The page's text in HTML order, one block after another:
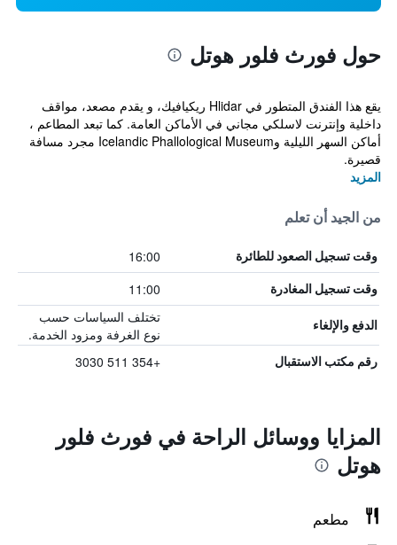
حول فورث فلور هوتل
يقع هذا الفندق المتطور في Hlidar ريكيافيك، و يقدم مصعد، مواقف
داخلية وإنترنت لاسلكي مجاني في الأماكن العامة. كما تبعد المطاعم ،
أماكن السهر الليلية وIcelandic Phallological Museum مجرد مسافة
قصيرة.
المزيد
من الجيد أن تعلم
وقت تسجيل الصعود للطائرة 16:00
وقت تسجيل المغادرة 11:00
الدفع والإلغاء
تختلف السياسات حسب
نوع الغرفة ومزود الخدمة.
رقم مكتب الاستقبال +354 511 3030
المزايا ووسائل الراحة في فورث فلور
هوتل
مطعم